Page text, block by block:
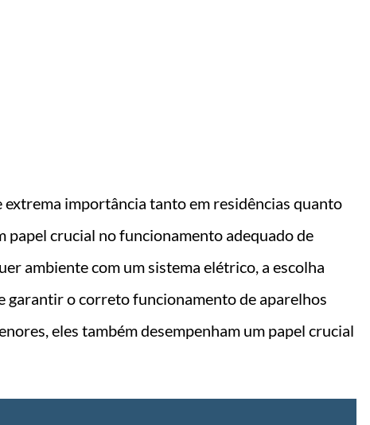
extrema importância tanto em residências quanto
papel crucial no funcionamento adequado de
ambiente com um sistema elétrico, a escolha
garantir o correto funcionamento de aparelhos
eles também desempenham um papel crucial